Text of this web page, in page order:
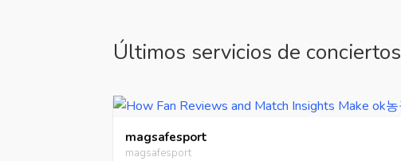
Últimos servicios de conciertos
magsafesport
magsafesport